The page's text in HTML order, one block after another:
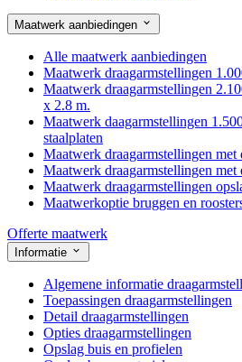
Maatwerk aanbiedingen
Alle maatwerk aanbiedingen
Maatwerk draagarmstellingen
Maatwerk draagarmstellingen
x 2.8 m.
Maatwerk daagarmstellingen
staalplaten
Maatwerk draagarmstellingen met
Maatwerk draagarmstellingen met
Maatwerk draagarmstellingen
Maatwerkoptie bruggen en
Offerte maatwerk
Informatie
Algemene informatie
Toepassingen draagarmstellingen
Detail draagarmstellingen
Opties draagarmstellingen
Opslag buis en profielen